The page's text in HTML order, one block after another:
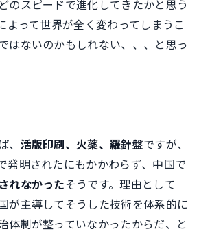
のスピードで進化してきたかと思う
よって世界が全く変わってしまうこ
はないのかもしれない、、、と思っ
活版印刷、火薬、羅針盤ですが、
発明されたにもかかわらず、中国で
れなかったそうです。理由として
が主導してそうした技術を体系的に
体制が整っていなかったからだ、と